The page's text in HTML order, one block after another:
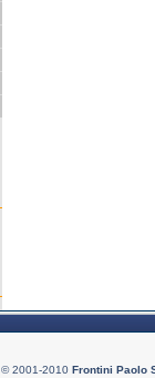
© 2001-2010 Frontini Paolo